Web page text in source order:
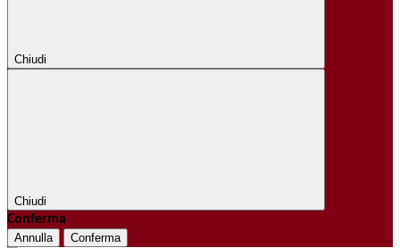
Chiudi
Chiudi
Conferma
Annulla Conferma